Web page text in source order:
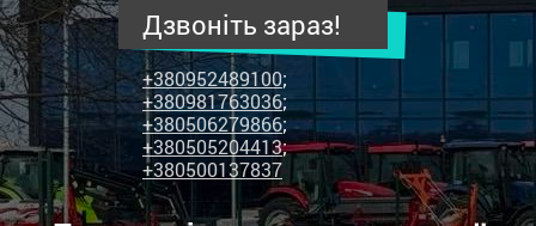
та
запчастин
Дзвоніть зараз!
+380952489100;
+380981763036;
+380506279866;
+380505204413;
+380500137837